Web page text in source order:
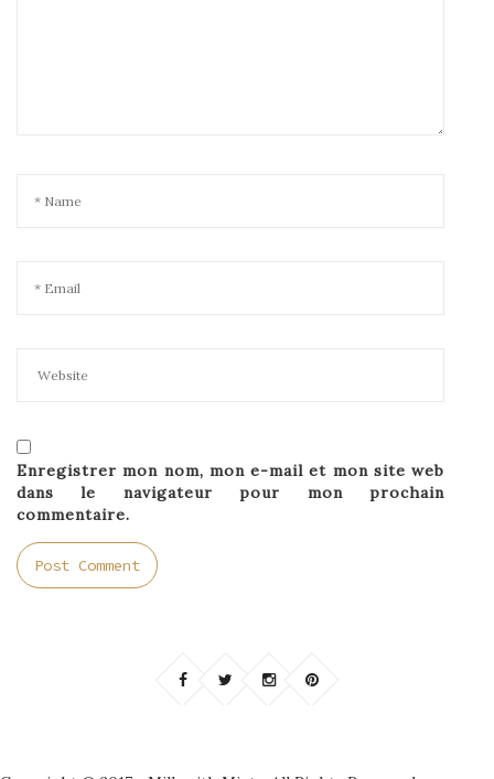
Enregistrer mon nom, mon e-mail et mon site web
dans le navigateur pour mon prochain
commentaire.